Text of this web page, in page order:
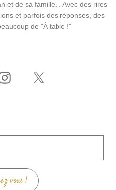
et de sa famille... Avec des rires
et parfois des réponses, des
de "À table !"
vous !